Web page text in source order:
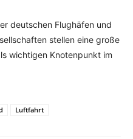
deutschen Flughäfen und
stellen eine große
wichtigen Knotenpunkt im
Luftfahrt